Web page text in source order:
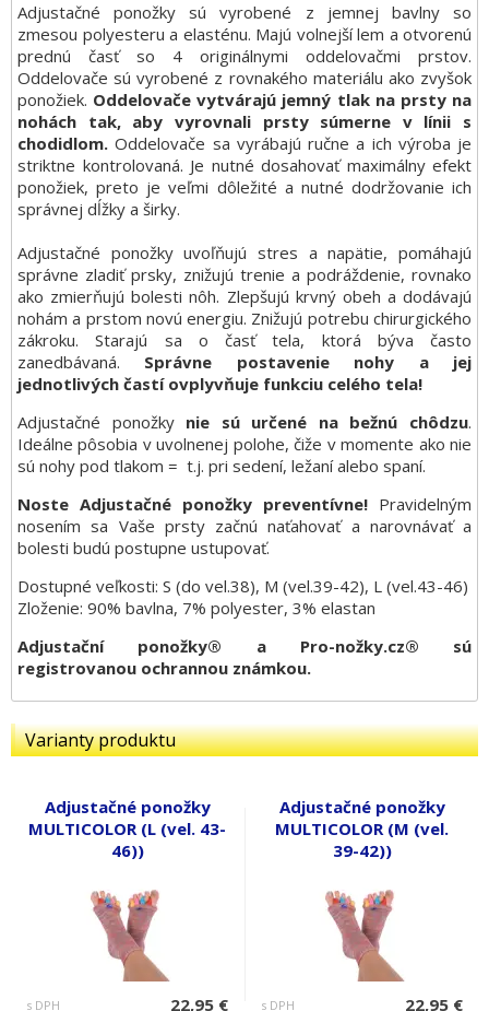
Adjustačné ponožky sú vyrobené z jemnej bavlny so
zmesou polyesteru a elasténu. Majú volnejší lem a otvorenú
prednú časť so 4 originálnymi oddelovačmi prstov.
Oddelovače sú vyrobené z rovnakého materiálu ako zvyšok
ponožiek. Oddelovače vytvárajú jemný tlak na prsty na
nohách tak, aby vyrovnali prsty súmerne v línii s
chodidlom. Oddelovače sa vyrábajú ručne a ich výroba je
striktne kontrolovaná. Je nutné dosahovať maximálny efekt
ponožiek, preto je veľmi dôležité a nutné dodržovanie ich
správnej dĺžky a širky.
Adjustačné ponožky uvoľňujú stres a napätie, pomáhajú
správne zladiť prsky, znižujú trenie a podráždenie, rovnako
ako zmierňujú bolesti nôh. Zlepšujú krvný obeh a dodávajú
nohám a prstom novú energiu. Znižujú potrebu chirurgického
zákroku. Starajú sa o časť tela, ktorá býva často
zanedbávaná. Správne postavenie nohy a jej
jednotlivých častí ovplyvňuje funkciu celého tela!
Adjustačné ponožkynie sú určené na bežnú chôdzu.
Ideálne pôsobia v uvolnenej polohe, čiže v momente ako nie
sú nohy pod tlakom = t.j. pri sedení, ležaní alebo spaní.
Noste Adjustačné ponožky preventívne! Pravidelným
nosením sa Vaše prsty začnú naťahovať a narovnávať a
bolesti budú postupne ustupovať.
Dostupné veľkosti: S (do vel.38), M (vel.39-42), L (vel.43-46)
Zloženie: 90% bavlna, 7% polyester, 3% elastan
Adjustační ponožky® a Pro-nožky.cz® sú
registrovanou ochrannou známkou.
Varianty produktu
Adjustačné ponožky
MULTICOLOR (L (vel. 43-
46))
s DPH 22,95 €
Adjustačné ponožky
MULTICOLOR (M (vel.
39-42))
s DPH 22,95 €